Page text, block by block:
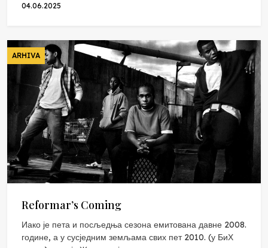
04.06.2025
ARHIVA
Reformar’s Coming
Иако је пета и посљедња сезона емитована давне 2008.
године, а у сусједним земљама свих пет 2010. (у БиХ